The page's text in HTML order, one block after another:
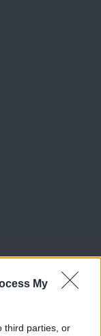
My
third parties, or